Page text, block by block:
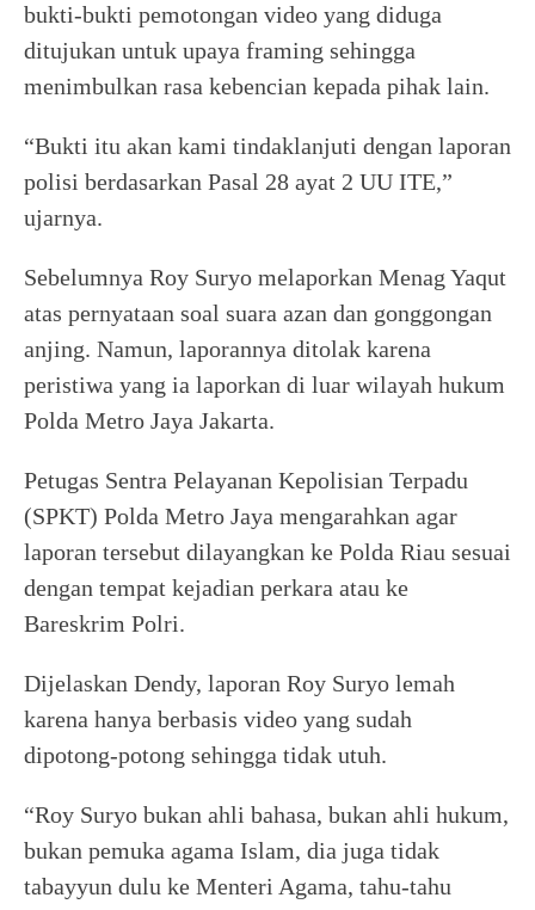
bukti-bukti pemotongan video yang diduga
ditujukan untuk upaya framing sehingga
menimbulkan rasa kebencian kepada pihak lain.
“Bukti itu akan kami tindaklanjuti dengan laporan
polisi berdasarkan Pasal 28 ayat 2 UU ITE,”
ujarnya.
Sebelumnya Roy Suryo melaporkan Menag Yaqut
atas pernyataan soal suara azan dan gonggongan
anjing. Namun, laporannya ditolak karena
peristiwa yang ia laporkan di luar wilayah hukum
Polda Metro Jaya Jakarta.
Petugas Sentra Pelayanan Kepolisian Terpadu
(SPKT) Polda Metro Jaya mengarahkan agar
laporan tersebut dilayangkan ke Polda Riau sesuai
dengan tempat kejadian perkara atau ke
Bareskrim Polri.
Dijelaskan Dendy, laporan Roy Suryo lemah
karena hanya berbasis video yang sudah
dipotong-potong sehingga tidak utuh.
“Roy Suryo bukan ahli bahasa, bukan ahli hukum,
bukan pemuka agama Islam, dia juga tidak
tabayyun dulu ke Menteri Agama, tahu-tahu